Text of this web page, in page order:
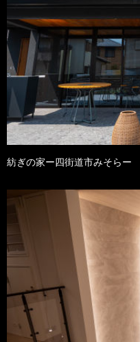
紡ぎの家ー四街道市みそらー